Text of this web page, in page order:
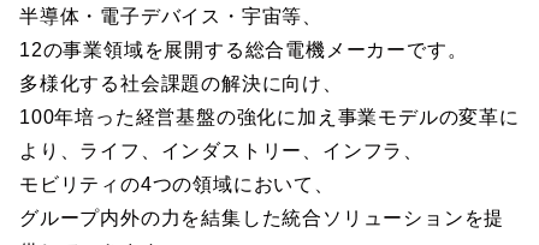
半導体・電子デバイス・宇宙等、
12の事業領域を展開する総合電機メーカーです。
多様化する社会課題の解決に向け、
100年培った経営基盤の強化に加え事業モデルの変革に
より、ライフ、インダストリー、インフラ、
モビリティの4つの領域において、
グループ内外の力を結集した統合ソリューションを提